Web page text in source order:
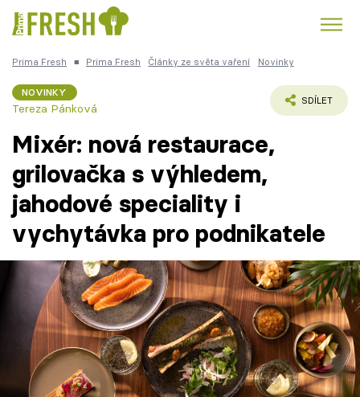
Česká kuchyně
Témata
Recepty
Články
TV Program
Škola vaření
Prima Fresh ■ Prima Fresh Články ze světa vaření Novinky
NOVINKY
Tereza Pánková
SDÍLET
Mixér: nová restaurace,
grilovačka s výhledem,
jahodové speciality i
vychytávka pro podnikatele